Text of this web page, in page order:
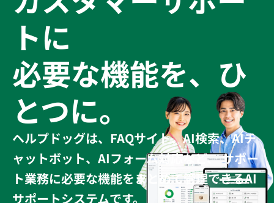
トに
必要な機能を、ひ
とつに。
ヘルプドッグは、FAQサイト、AI検索、AIチ
ャットボット、AIフォーム対応など、 サポー
ト業務に必要な機能をまとめて管理できるAI
サポートシステムです。